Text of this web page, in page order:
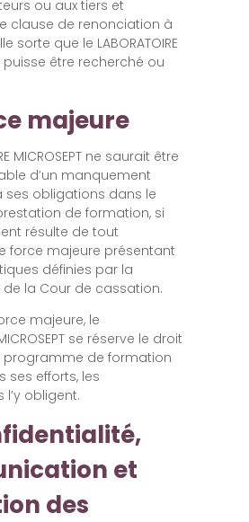
ou aux tiers et
clause de renonciation à
sorte que le LABORATOIRE
puisse être recherché ou
majeure
MICROSEPT ne saurait être
d’un manquement
ses obligations dans le
de formation, si
résulte de tout
force majeure présentant
définies par la
la Cour de cassation.
majeure, le
se réserve le droit
programme de formation
ses efforts, les
obligent.
et
des